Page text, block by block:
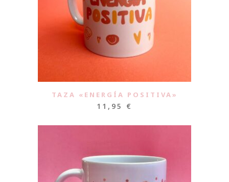
TAZA «ENERGÍA POSITIVA»
11,95 €